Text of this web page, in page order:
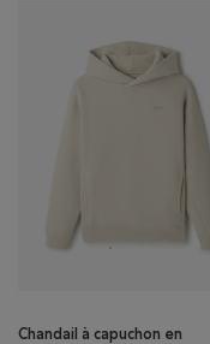
Chandail à capuchon en